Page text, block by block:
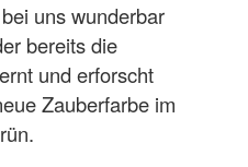
uns wunderbar
bereits die
und erforscht
Zauberfarbe im